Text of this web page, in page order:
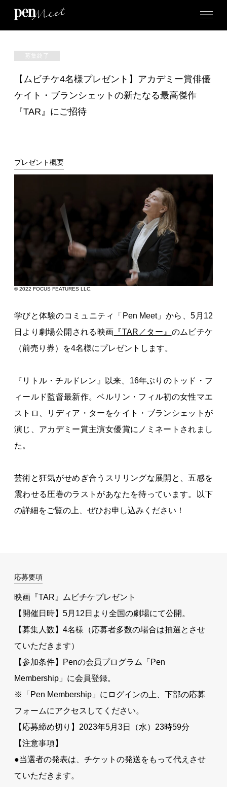
募集終了
【ムビチケ4名様プレゼント】アカデミー賞俳優
ケイト・ブランシェットの新たなる最高傑作
『TAR』にご招待
プレゼント概要
© 2022 FOCUS FEATURES LLC.
学びと体験のコミュニティ「Pen Meet」から、5月12
日より劇場公開される映画 『TAR／ター』 のムビチケ
（前売り券）を4名様にプレゼントします。
『リトル・チルドレン』以来、16年ぶりのトッド・フ
ィールド監督最新作。ベルリン・フィル初の女性マエ
ストロ、リディア・ターをケイト・ブランシェットが
演じ、アカデミー賞主演女優賞にノミネートされまし
た。
芸術と狂気がせめぎ合うスリリングな展開と、五感を
震わせる圧巻のラストがあなたを待っています。以下
の詳細をご覧の上、ぜひお申し込みください！
応募要項
映画『TAR』ムビチケプレゼント
【開催日時】5月12日より全国の劇場にて公開。
【募集人数】4名様（応募者多数の場合は抽選とさせ
ていただきます）
【参加条件】Penの会員プログラム「Pen
Membership」に会員登録。
※「Pen Membership」にログインの上、下部の応募
フォームにアクセスしてください。
【応募締め切り】2023年5月3日（水）23時59分
【注意事項】
●当選者の発表は、チケットの発送をもって代えさせ
ていただきます。